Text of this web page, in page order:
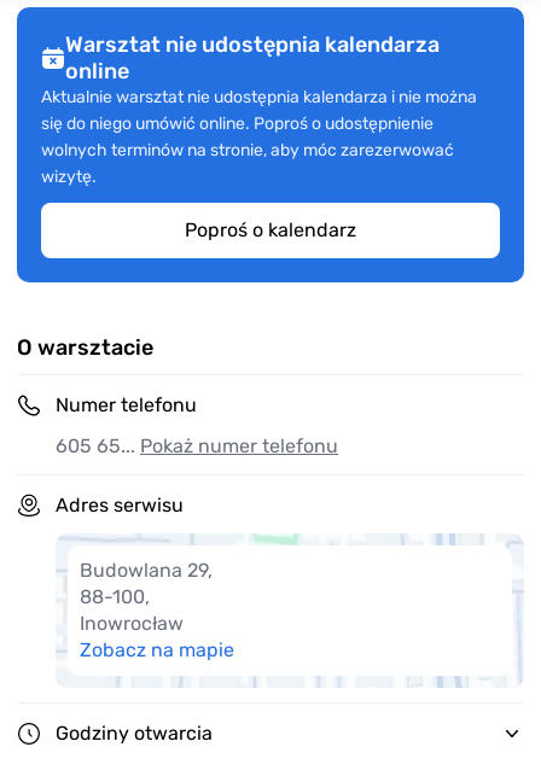
Warsztat nie udostępnia kalendarza
online
Aktualnie warsztat nie udostępnia kalendarza i nie można
się do niego umówić online. Poproś o udostępnienie
wolnych terminów na stronie, aby móc zarezerwować
wizytę.
Poproś o kalendarz
O warsztacie
Numer telefonu
605 65... Pokaż numer telefonu
Adres serwisu
Budowlana 29,
88-100,
Inowrocław
Zobacz na mapie
Godziny otwarcia